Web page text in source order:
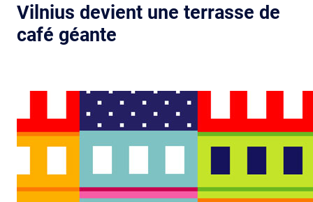
Vilnius devient une terrasse de
café géante